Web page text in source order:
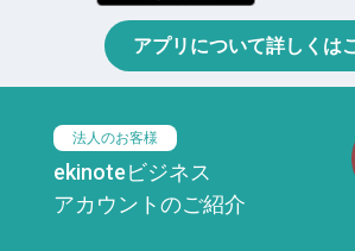
アプリについて詳しくは
法人のお客様
ekinoteビジネス
アカウントのご紹介